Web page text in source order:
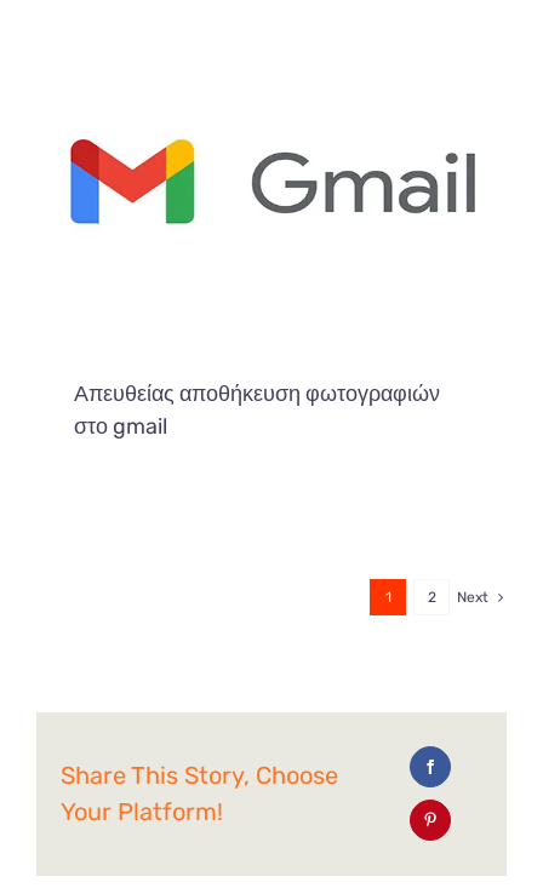
Απευθείας αποθήκευση φωτογραφιών
στο gmail
1 2 Next
Share This Story, Choose
Your Platform!